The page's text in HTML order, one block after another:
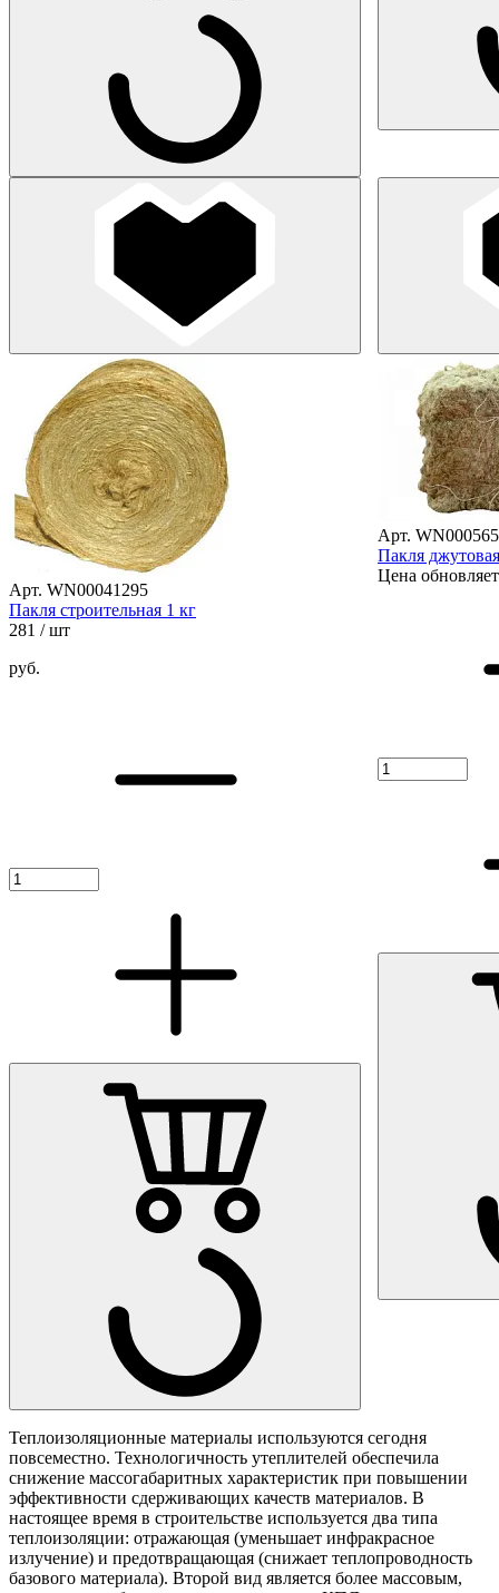
Арт. WN00041295
Пакля строительная 1 кг
281 / шт
руб.
Арт.
Пакля
Цена
Теплоизоляционные материалы используются сегодня
повсеместно. Технологичность утеплителей обеспечила
снижение массогабаритных характеристик при повышении
эффективности сдерживающих качеств материалов. В
настоящее время в строительстве используется два типа
теплоизоляции: отражающая (уменьшает инфракрасное
излучение) и предотвращающая (снижает теплопроводность
базового материала). Второй вид является более массовым,